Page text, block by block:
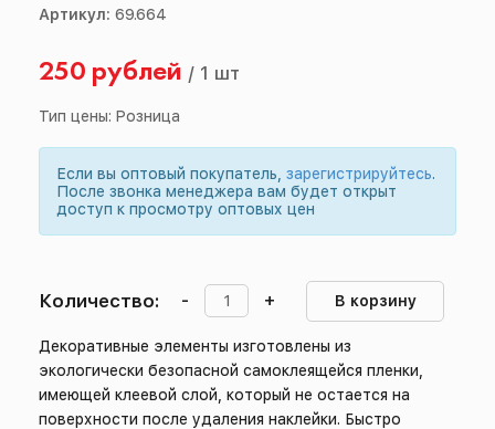
Артикул: 69.664
250 рублей / 1 шт
Тип цены: Розница
Если вы оптовый покупатель, зарегистрируйтесь.
После звонка менеджера вам будет открыт
доступ к просмотру оптовых цен
Количество: - + В корзину
Декоративные элементы изготовлены из
экологически безопасной самоклеящейся пленки,
имеющей клеевой слой, который не остается на
поверхности после удаления наклейки. Быстро